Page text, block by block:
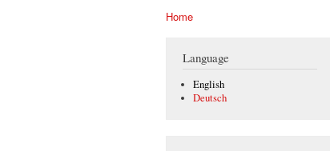
Home
Language
English
Deutsch